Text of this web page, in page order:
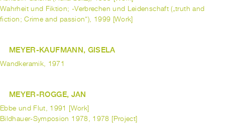
Wahrheit und Fiktion; -Verbrechen und Leidenschaft („truth and
fiction; Crime and passion“), 1999 [Work]
MEYER-KAUFMANN, GISELA
Wandkeramik, 1971
MEYER-ROGGE, JAN
Ebbe und Flut, 1991 [Work]
Bildhauer-Symposion 1978, 1978 [Project]